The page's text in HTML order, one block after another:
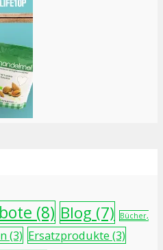
(8) Blog (7) Bücher,
(3) Ersatzprodukte (3)